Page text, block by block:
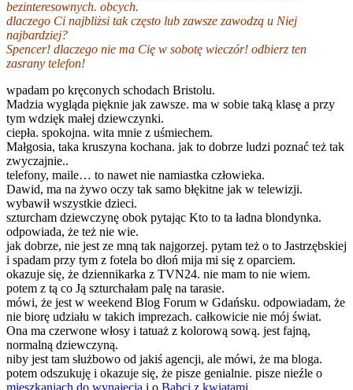
bezinteresownych. obcych.
dlaczego Ci najbliżsi tak często lub zawsze zawodzą u Niej
najbardziej?
Spencer! dlaczego nie ma Cię w sobotę wieczór! odbierz ten
zasrany telefon!
wpadam po kręconych schodach Bristolu.
Madzia wygląda pięknie jak zawsze. ma w sobie taką klasę a przy
tym wdzięk małej dziewczynki.
ciepła. spokojna. wita mnie z uśmiechem.
Małgosia, taka kruszyna kochana. jak to dobrze ludzi poznać też tak
zwyczajnie..
telefony, maile… to nawet nie namiastka człowieka.
Dawid, ma na żywo oczy tak samo błękitne jak w telewizji.
wybawił wszystkie dzieci.
szturcham dziewczynę obok pytając Kto to ta ładna blondynka.
odpowiada, że też nie wie.
jak dobrze, nie jest ze mną tak najgorzej. pytam też o to Jastrzębskiej
i spadam przy tym z fotela bo dłoń mija mi się z oparciem.
okazuje się, że dziennikarka z TVN24. nie mam to nie wiem.
potem z tą co Ją szturchałam palę na tarasie.
mówi, że jest w weekend Blog Forum w Gdańsku. odpowiadam, że
nie biorę udziału w takich imprezach. całkowicie nie mój świat.
Ona ma czerwone włosy i tatuaż z kolorową sową. jest fajną,
normalną dziewczyną.
niby jest tam służbowo od jakiś agencji, ale mówi, że ma bloga.
potem odszukuję i okazuje się, że pisze genialnie. pisze nieźle o
mieszkaniach do wynajęcia i o Babci z kwiatami.